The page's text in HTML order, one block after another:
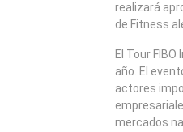
realizará
de Fitness
El Tour
año. El
actores
mercados